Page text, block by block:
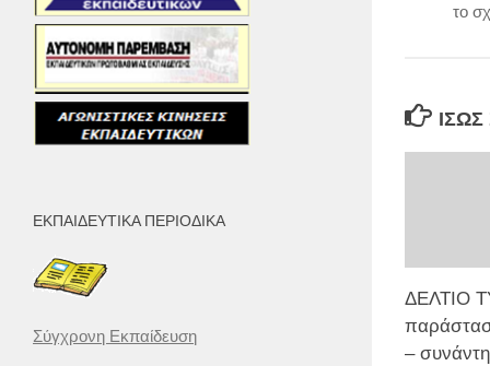
το
ΔΕΛΤΙΟ
–
ΕΚΠΑΙΔΕΥΤΙΚΆ ΠΕΡΙΟΔΙΚΆ
Σύγχρονη Εκπαίδευση